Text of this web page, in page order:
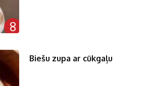
8
Biešu zupa ar cūkgaļu